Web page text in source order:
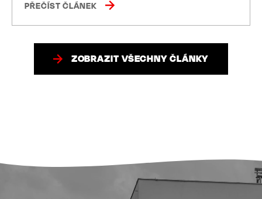
PŘEČÍST ČLÁNEK
ZOBRAZIT VŠECHNY ČLÁNKY